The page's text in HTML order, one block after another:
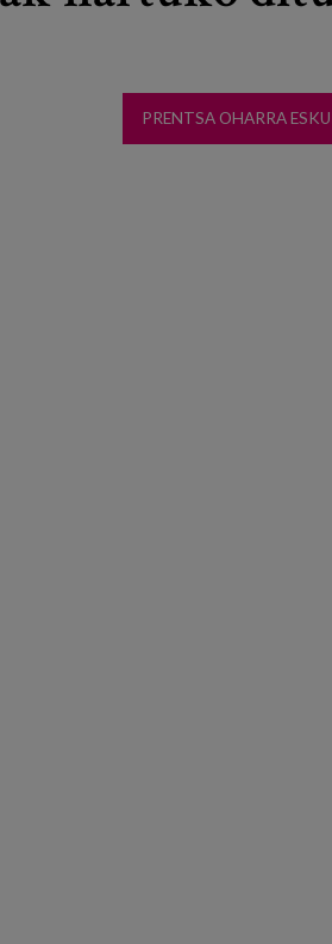
PRENTSA OHARRA